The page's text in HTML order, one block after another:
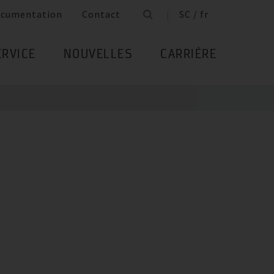
Contact SC / fr
NOUVELLES CARRIÈRE